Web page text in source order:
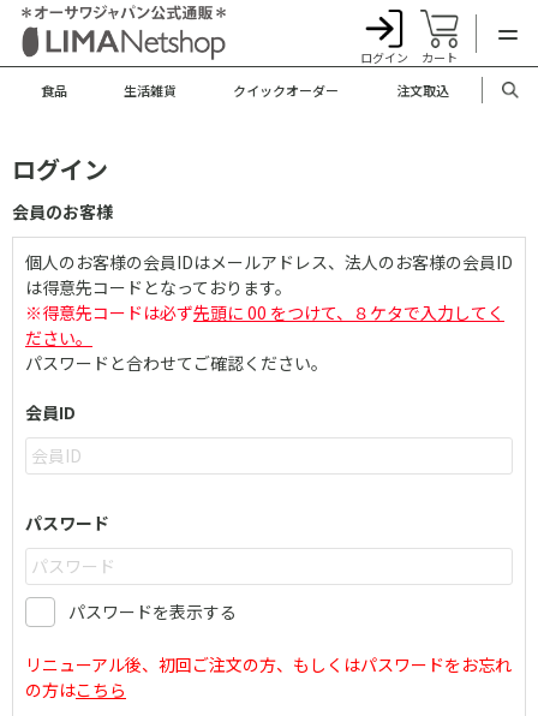
ログイン カート
食品 生活雑貨 クイックオーダー 注文取込
ログイン
会員のお客様
個人のお客様の会員IDはメールアドレス、法人のお客様の会員ID
は得意先コードとなっております。
※得意先コードは必ず先頭に 00 をつけて、８ケタで入力してく
ださい。
パスワードと合わせてご確認ください。
会員ID
パスワード
パスワードを表示する
リニューアル後、初回ご注文の方、もしくはパスワードをお忘れ
の方はこちら